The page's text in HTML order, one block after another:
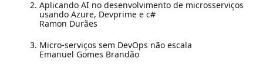
Aplicando AI no desenvolvimento de microsserviços
usando Azure, Devprime e c#
Ramon Durães
Micro-serviços sem DevOps não escala
Emanuel Gomes Brandão